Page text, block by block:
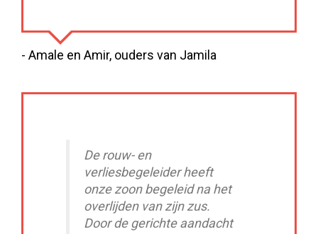
- Amale en Amir, ouders van Jamila
De rouw- en
verliesbegeleider heeft
onze zoon begeleid na het
overlijden van zijn zus.
Door de gerichte aandacht